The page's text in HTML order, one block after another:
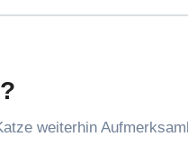
weiterhin